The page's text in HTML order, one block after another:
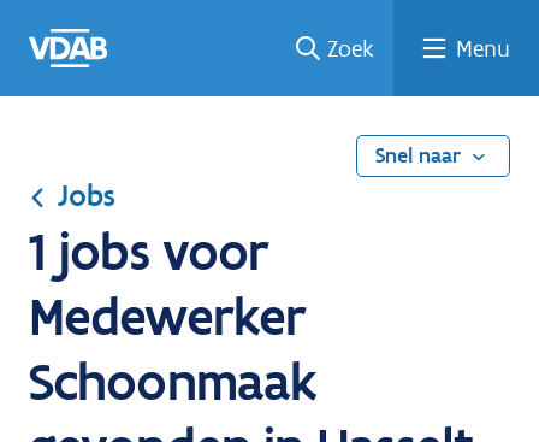
naar
een
een
job
naar
Zoek Menu
Snel naar
Jobs
1 jobs voor
Medewerker
Schoonmaak